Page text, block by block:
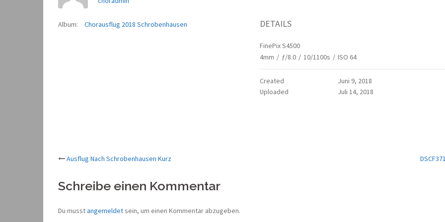
Album: Chorausflug 2018 Schrobenhausen DETAILS
FinePix S4500
4mm / ƒ/8.0 / 10/1100s / ISO 64
Created
Juni 9, 2018
Uploaded
Juli 14, 2018
Beitrags-
Navigation
Ausflug Nach Schrobenhausen Kurz
Schreibe einen Kommentar
Du musstangemeldetsein, um einen Kommentar abzugeben.